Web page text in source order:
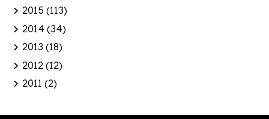
2015 (113)
2014 (34)
2013 (18)
2012 (12)
2011 (2)